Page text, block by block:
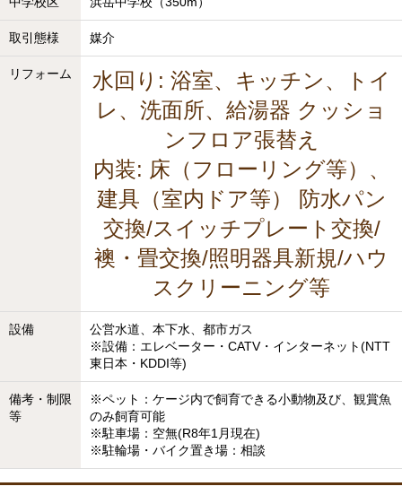
取引態様 媒介
リフォーム
水回り: 浴室、キッチン、トイ
レ、洗面所、給湯器 クッショ
ンフロア張替え
内装: 床（フローリング等）、
建具（室内ドア等） 防水パン
交換/スイッチプレート交換/
襖・畳交換/照明器具新規/ハウ
スクリーニング等
設備
公営水道、本下水、都市ガス
※設備：エレベーター・CATV・インターネット(NTT
東日本・KDDI等)
備考・制限
等
※ペット：ケージ内で飼育できる小動物及び、観賞魚
のみ飼育可能
※駐車場：空無(R8年1月現在)
※駐輪場・バイク置き場：相談